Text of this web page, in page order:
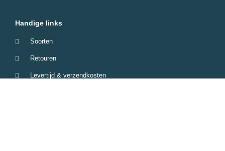
Handige links
Soorten
Retouren
Levertijd & verzendkosten